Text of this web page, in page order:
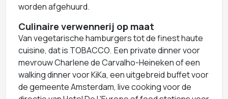
worden afgehuurd.
Culinaire verwennerij op maat
Van vegetarische hamburgers tot de finest haute
cuisine, dat is TOBACCO. Een private dinner voor
mevrouw Charlene de Carvalho-Heineken of een
walking dinner voor KiKa, een uitgebreid buffet voor
de gemeente Amsterdam, live cooking voor de